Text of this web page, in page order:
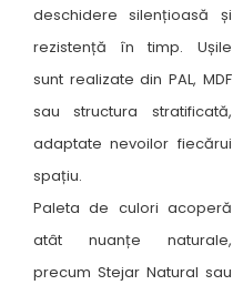
deschidere silențioasă și
rezistență în timp. Ușile
sunt realizate din PAL, MDF
sau structura stratificată,
adaptate nevoilor fiecărui
spațiu.
Paleta de culori acoperă
atât nuanțe naturale,
precum Stejar Natural sau